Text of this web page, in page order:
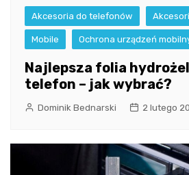
Akcesoria do telefonów
Mobile Ochrona urządzeń
Najlepsza folia
telefon – jak wybrać?
Dominik Bednarski 2 lutego